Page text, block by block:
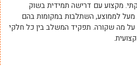
מקצוע עם דרישה תמידית בשוק
מעל לממוצע, השתלבות במקומות בהם
מה שקורה. תפקיד המשלב בין כל חלקי